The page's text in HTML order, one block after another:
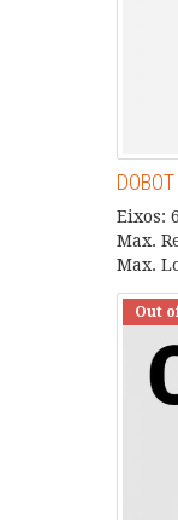
Eixos: 6
Max.
Max.
Out